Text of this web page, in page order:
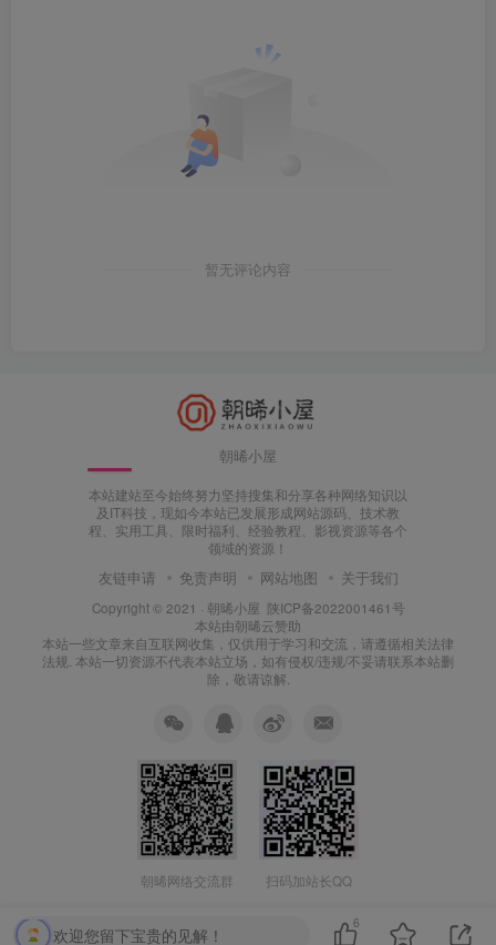
暂无评论内容
朝晞小屋
本站建站至今始终努力坚持搜集和分享各种网络知识以
及IT科技，现如今本站已发展形成网站源码、技术教
程、实用工具、限时福利、经验教程、影视资源等各个
领域的资源！
友链申请 免责声明 网站地图 关于我们
Copyright © 2021 · 朝晞小屋 陕ICP备2022001461号
本站由朝晞云赞助
本站一些文章来自互联网收集，仅供用于学习和交流，请遵循相关法律
法规. 本站一切资源不代表本站立场，如有侵权/违规/不妥请联系本站删
除，敬请谅解.
朝晞网络交流群 扫码加站长QQ
欢迎您留下宝贵的见解！
6